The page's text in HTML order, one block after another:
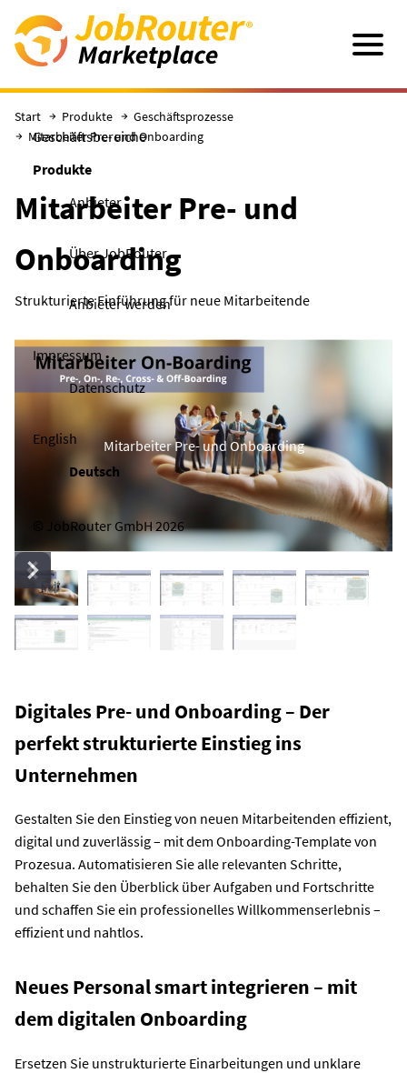
Direkt zum Hauptinhalt
Geschäftsbereiche
Produkte
Anbieter
Über JobRouter
Anbieter werden
Impressum
Datenschutz
English
Deutsch
© JobRouter GmbH 2026
Start Produkte
Geschäftsprozesse
Mitarbeiter Pre- und Onboarding
Mitarbeiter Pre- und
Onboarding
Strukturierte Einführung für neue Mitarbeitende
Mitarbeiter Pre- und Onboarding
Digitales Pre- und Onboarding – Der
perfekt strukturierte Einstieg ins
Unternehmen
Gestalten Sie den Einstieg von neuen Mitarbeitenden effizient,
digital und zuverlässig – mit dem Onboarding-Template von
Prozesua. Automatisieren Sie alle relevanten Schritte,
behalten Sie den Überblick über Aufgaben und Fortschritte
und schaffen Sie ein professionelles Willkommenserlebnis –
effizient und nahtlos.
Neues Personal smart integrieren – mit
dem digitalen Onboarding
Ersetzen Sie unstrukturierte Einarbeitungen und unklare